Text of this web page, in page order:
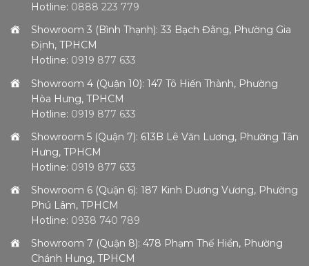
Hotline: 0888 223 779
Showroom 3 (Bình Thạnh): 33 Bạch Đằng, Phường Gia
Định, TPHCM
Hotline: 0919 877 633
Showroom 4 (Quận 10): 147 Tô Hiến Thành, Phường
Hòa Hưng, TPHCM
Hotline: 0919 877 633
Showroom 5 (Quận 7): 613B Lê Văn Lương, Phường Tân
Hưng, TPHCM
Hotline: 0919 877 633
Showroom 6 (Quận 6): 187 Kinh Dương Vương, Phường
Phú Lâm, TPHCM
Hotline: 0938 740 789
Showroom 7 (Quận 8): 478 Phạm Thế Hiển, Phường
Chánh Hưng, TPHCM